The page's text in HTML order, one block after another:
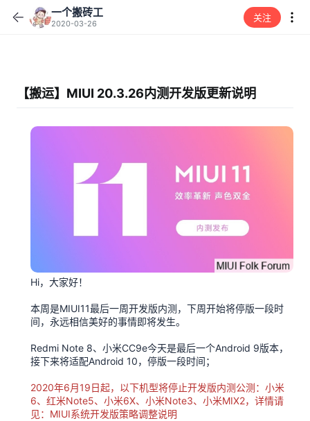
一个搬砖工
2020-03-26
关注
【搬运】MIUI 20.3.26内测开发版更新说明
Hi，大家好！
本周是MIUI11最后一周开发版内测，下周开始将停版一段时
间，永远相信美好的事情即将发生。
Redmi Note 8、小米CC9e今天是最后一个Android 9版本，
接下来将适配Android 10，停版一段时间；
2020年6月19日起，以下机型将停止开发版内测公测：小米
6、红米Note5、小米6X、小米Note3、小米MIX2，详情请
见：MIUI系统开发版策略调整说明